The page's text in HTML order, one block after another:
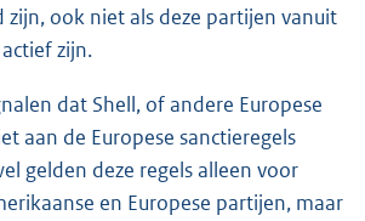
zijn, ook niet als deze partijen vanuit
zijn.
dat Shell, of andere Europese
aan de Europese sanctieregels
gelden deze regels alleen voor
en Europese partijen, maar